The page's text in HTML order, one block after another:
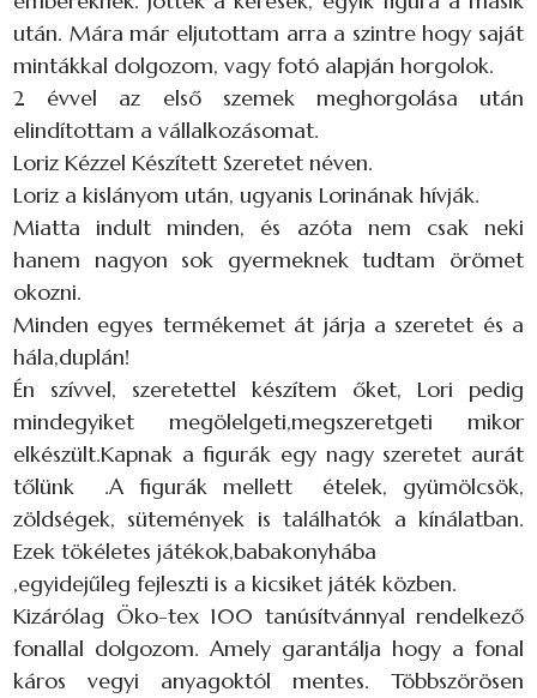
után. Mára már eljutottam arra a szintre hogy saját
mintákkal dolgozom, vagy fotó alapján horgolok.
2 évvel az első szemek meghorgolása után
elindítottam a vállalkozásomat.
Loriz Kézzel Készített Szeretet néven.
Loriz a kislányom után, ugyanis Lorinának hívják.
Miatta indult minden, és azóta nem csak neki
hanem nagyon sok gyermeknek tudtam örömet
okozni.
Minden egyes termékemet át járja a szeretet és a
hála,duplán!
Én szívvel, szeretettel készítem őket, Lori pedig
mindegyiket megölelgeti,megszeretgeti mikor
elkészült.Kapnak a figurák egy nagy szeretet aurát
tőlünk ️.A figurák mellett ételek, gyümölcsök,
zöldségek, sütemények is találhatók a kínálatban.
Ezek tökéletes játékok,babakonyhába
,egyidejűleg fejleszti is a kicsiket játék közben.
Kizárólag Öko-tex 100 tanúsítvánnyal rendelkező
fonallal dolgozom. Amely garantálja hogy a fonal
káros vegyi anyagoktól mentes. Többszörösen